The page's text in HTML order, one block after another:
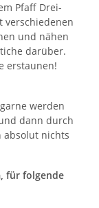
Pfaff Drei-
verschiedenen
und nähen
darüber.
erstaunen!
werden
dann durch
absolut nichts
für folgende